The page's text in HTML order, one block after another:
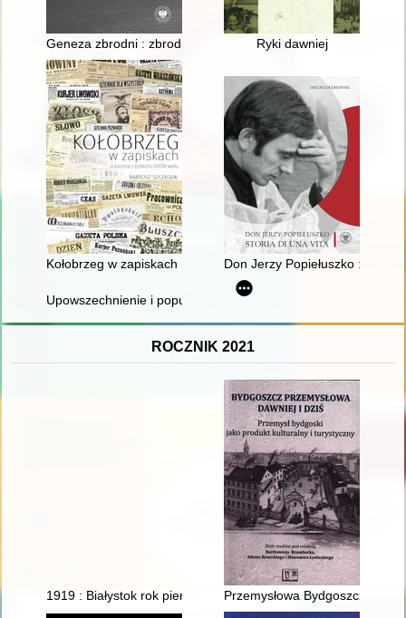
Geneza zbrodni : zbrodnie na polu walkiRyki dawniej
Kołobrzeg w zapiskach : o kurorcie z przełomu XIX/XX wieku
Don Jerzy Popiełuszko : storia
Upowszechnienie i popularyzacja wiedzy o historii polskich
ROCZNIK 2021
1919 : Białystok rok pierwszy : w prasie i innych materiałach
Przemysłowa Bydgoszcz w